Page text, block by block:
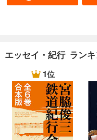
エッセイ・紀行 ラン
1位